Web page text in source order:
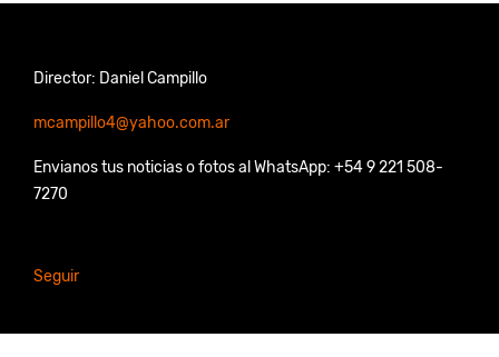
Director: Daniel Campillo
mcampillo4@yahoo.com.ar
Envianos tus noticias o fotos al WhatsApp: +54 9 221 508-
7270
Seguir